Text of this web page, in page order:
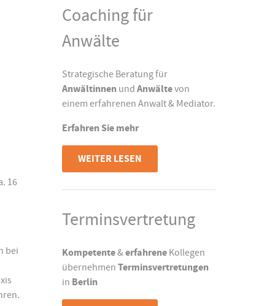
16
bei
Coaching für
Anwälte
Strategische Beratung für
Anwältinnen und Anwältevon
einem erfahrenen Anwalt & Mediator.
Erfahren Sie mehr
WEITER LESEN
Terminsvertretung
Kompetente& erfahrene Kollegen
übernehmen Terminsvertretungen
in Berlin